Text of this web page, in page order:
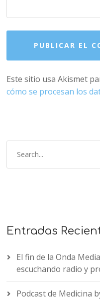
Este sitio usa Akismet
cómo se procesan los
Entradas
El fin de la Onda
escuchando radio y
Podcast de Medicina